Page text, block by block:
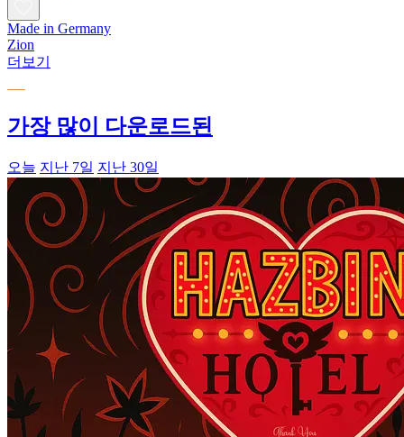
Made in Germany
Zion
더보기
가장 많이 다운로드된
오늘 지난 7일 지난 30일